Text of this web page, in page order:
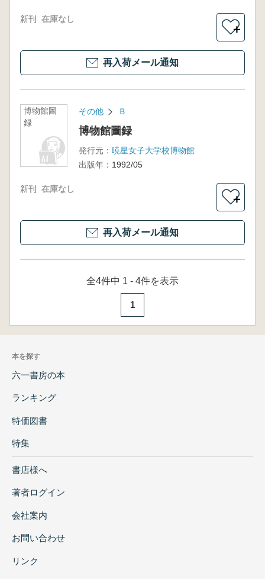
新刊 在庫なし
＋
再入荷メール通知
博物館圖
録
その他 Ｂ
博物館圖録
発行元： 暁星女子大学校博物館
出版年： 1992/05
新刊 在庫なし
＋
再入荷メール通知
全4件中 1 - 4件を表示
1
本を探す
六一書房の本
ランキング
特価図書
特集
書店様へ
著者ログイン
会社案内
お問い合わせ
リンク